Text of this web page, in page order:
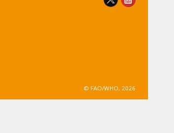
© FAO/WHO, 2026